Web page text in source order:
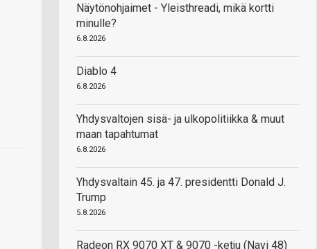
Näytönohjaimet - Yleisthreadi, mikä kortti
minulle?
6.8.2026
Diablo 4
6.8.2026
Yhdysvaltojen sisä- ja ulkopolitiikka & muut
maan tapahtumat
6.8.2026
Yhdysvaltain 45. ja 47. presidentti Donald J.
Trump
5.8.2026
Radeon RX 9070 XT & 9070 -ketju (Navi 48)